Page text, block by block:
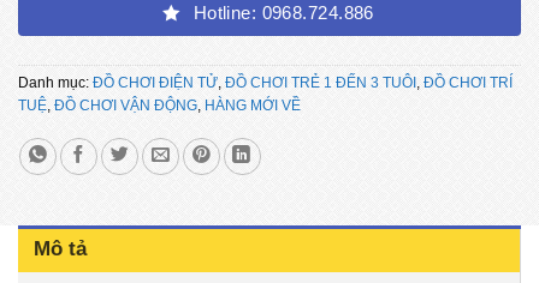
Hotline: 0968.724.886
Danh mục: ĐỒ CHƠI ĐIỆN TỬ, ĐỒ CHƠI TRẺ 1 ĐẾN 3 TUÔI , ĐỒ CHƠI TRÍ
TUỆ, ĐỒ CHƠI VẬN ĐỘNG, HÀNG MỚI VỀ
Mô tả